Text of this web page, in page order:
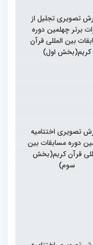
تصویری تجلیل از
برتر چهلمین دوره
بین المللی قرآن
کریم(بخش اول)
تصویری اختتامیه
دوره مسابقات بین
قرآن کریم(بخش
سوم)